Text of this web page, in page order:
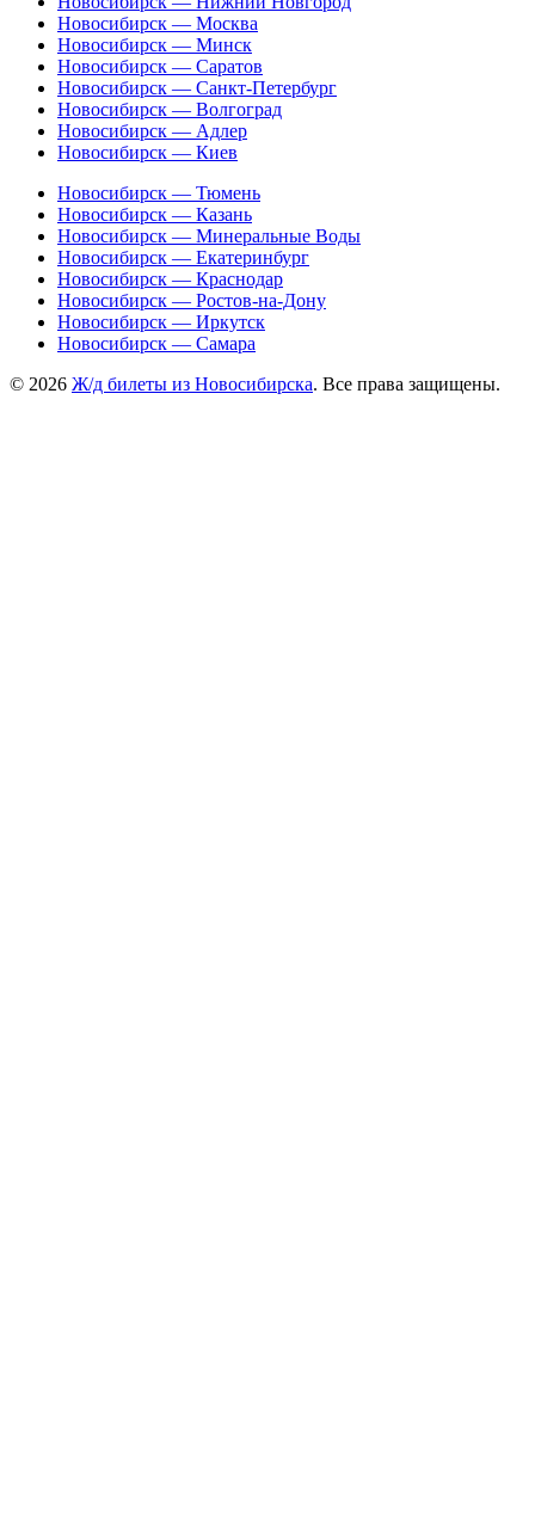
Новосибирск — Москва
Новосибирск — Минск
Новосибирск — Саратов
Новосибирск — Санкт-Петербург
Новосибирск — Волгоград
Новосибирск — Адлер
Новосибирск — Киев
Новосибирск — Тюмень
Новосибирск — Казань
Новосибирск — Минеральные Воды
Новосибирск — Екатеринбург
Новосибирск — Краснодар
Новосибирск — Ростов-на-Дону
Новосибирск — Иркутск
Новосибирск — Самара
© 2026 Ж/д билеты из Новосибирска. Все права защищены.